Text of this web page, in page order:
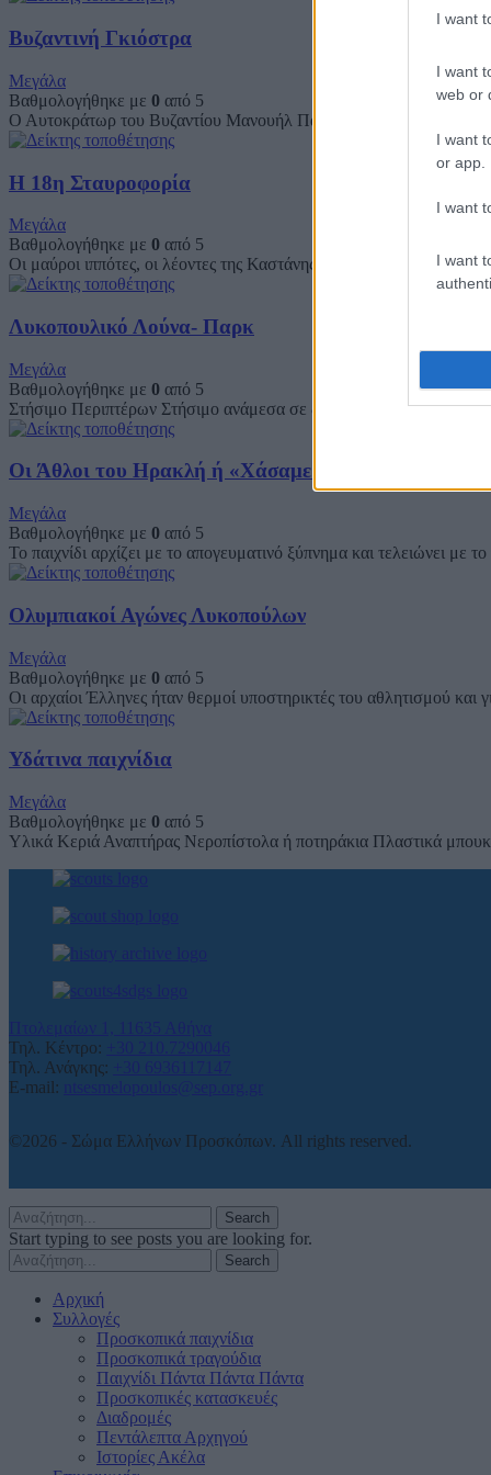
I want
I want
web or
I want
or app.
I want
I want
Βυζαντινή Γκιόστρα
Μεγάλα
Βαθμολογήθηκε με 0 από 5
Ο Αυτοκράτωρ του Βυζαντίου Μανουήλ Παλαιολόγος προσκαλεί
Η 18η Σταυροφορία
Μεγάλα
Βαθμολογήθηκε με 0 από 5
Οι μαύροι ιππότες, οι λέοντες της Καστάνης, τα Λευκά Γεράκια
Λυκοπουλικό Λούνα- Παρκ
Μεγάλα
Βαθμολογήθηκε με 0 από 5
Στήσιμο Περιπτέρων Στήσιμο ανάμεσα σε δύο δέντρα του ενός
Οι Άθλοι του Ηρακλή ή «Χάσαμε τον Ηρακλή ΣΤΟΠ»
Μεγάλα
Βαθμολογήθηκε με 0 από 5
Το παιχνίδι αρχίζει με το απογευματινό ξύπνημα και τελειώνει
Ολυμπιακοί Αγώνες Λυκοπούλων
Μεγάλα
Βαθμολογήθηκε με 0 από 5
Οι αρχαίοι Έλληνες ήταν θερμοί υποστηρικτές του αθλητισμού και
Υδάτινα παιχνίδια
Μεγάλα
Βαθμολογήθηκε με 0 από 5
Υλικά Κεριά Αναπτήρας Νεροπίστολα ή ποτηράκια Πλαστικά
Πτολεμαίων 1, 11635 Αθήνα
Τηλ. Κέντρο:
+30 210.7290046
Τηλ. Ανάγκης:
+30 6936117147
E-mail:
ntsesmelopoulos@sep.org.gr
©2026 - Σώμα Ελλήνων Προσκόπων. All rights reserved.
Search
Start typing to see posts you are looking for.
Search
Αρχική
Συλλογές
Προσκοπικά παιχνίδια
Προσκοπικά τραγούδια
Παιχνίδι Πάντα Πάντα Πάντα
Προσκοπικές κατασκευές
Διαδρομές
Πεντάλεπτα Αρχηγού
Ιστορίες Ακέλα